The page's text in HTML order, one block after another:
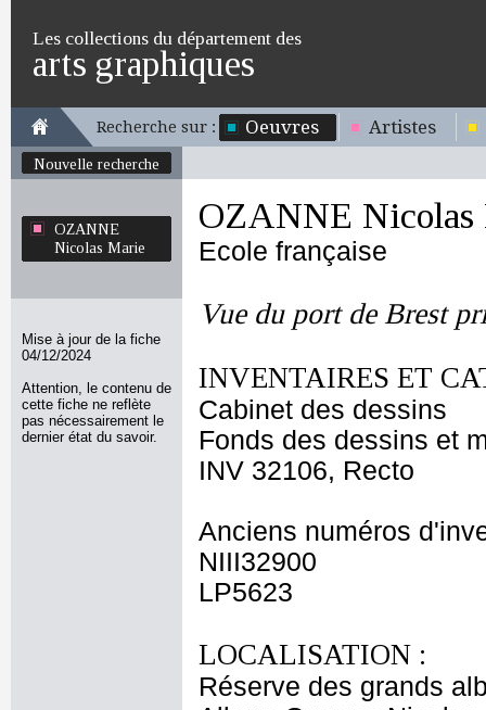
Les collections du département des
arts graphiques
Recherche sur : Oeuvres Artistes
Nouvelle recherche
OZANNE
Nicolas Marie
Mise à jour de la fiche
04/12/2024
Attention, le contenu de
cette fiche ne reflète
pas nécessairement le
dernier état du savoir.
OZANNE Nicolas
Ecole française
Vue du port de Brest
INVENTAIRES ET
Cabinet des dessins
Fonds des dessins et
INV 32106, Recto
Anciens numéros
NIII32900
LP5623
LOCALISATION :
Réserve des grands